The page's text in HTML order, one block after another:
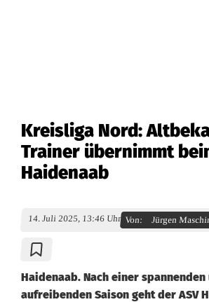
Kreisliga Nord:
Trainer übernimmt
Haidenaab
14. Juli 2025, 13:46 Uhr Von: Jürgen
Haidenaab. Nach einer spannenden
aufreibenden Saison geht der ASV